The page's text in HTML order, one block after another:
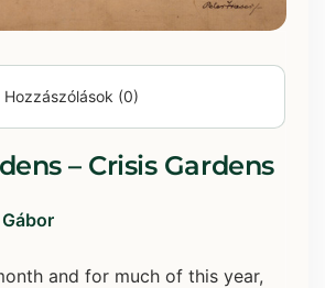
Hozzászólások (0)
– Crisis Gardens
and for much of this year,